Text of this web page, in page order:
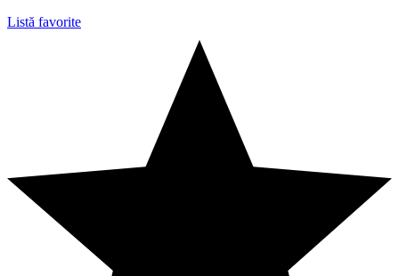
Listă favorite